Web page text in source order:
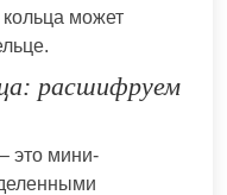
может
расшифруем
это мини-